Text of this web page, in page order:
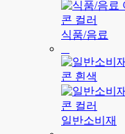
식품/음료
일반소비재